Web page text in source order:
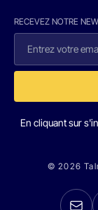
RECEVEZ NOTRE
En cliquant sur
© 2026